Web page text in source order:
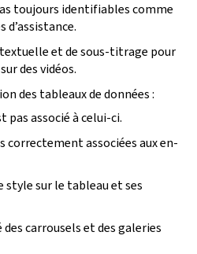
toujours identifiables comme
et de sous-titrage pour
des vidéos.
des tableaux de données :
pas associé à celui-ci.
correctement associées aux en-
style sur le tableau et ses
des carrousels et des galeries